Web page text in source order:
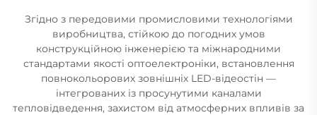
Згідно з передовими промисловими технологіями
виробництва, стійкою до погодних умов
конструкційною інженерією та міжнародними
стандартами якості оптоелектроніки, встановлення
повнокольорових зовнішніх LED-відеостін —
інтегрованих із просунутими каналами
тепловідведення, захистом від атмосферних впливів за